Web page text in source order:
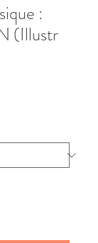
:
(Illustr